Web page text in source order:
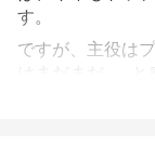
す。
ですが、主役は
はまだまだ…」